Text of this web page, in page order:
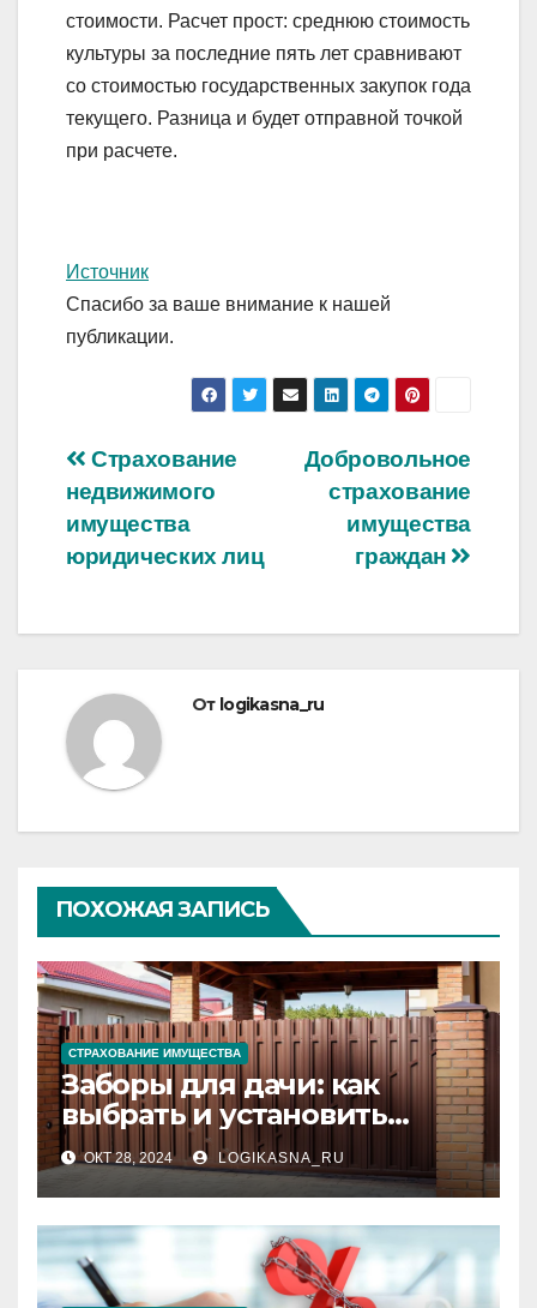
стоимости. Расчет прост: среднюю стоимость
культуры за последние пять лет сравнивают
со стоимостью государственных закупок года
текущего. Разница и будет отправной точкой
при расчете.
Источник
Спасибо за ваше внимание к нашей
публикации.
Навигация
по
записям
Добровольное
страхование
имущества
граждан
Страхование
недвижимого
имущества
юридических лиц
От logikasna_ru
ПОХОЖАЯ ЗАПИСЬ
СТРАХОВАНИЕ ИМУЩЕСТВА
Заборы для дачи: как
выбрать и установить
идеальное ограждение
ОКТ 28, 2024 LOGIKASNA_RU